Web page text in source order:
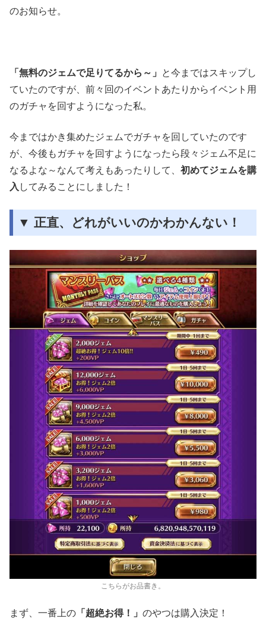
のお知らせ。
「無料のジェムで足りてるから～」
と今まではスキップし
ていたのですが、前々回のイベントあたりからイベント用
のガチャを回すようになった私。
今まではかき集めたジェムでガチャを回していたのです
が、今後もガチャを回すようになったら段々ジェム不足に
なるよな～なんて考えもあったりして、 初めてジェムを購
入 してみることにしました！
▼ 正直、どれがいいのかわかんない！
こちらがお品書き。
まず、一番上の 「超絶お得！」 のやつは購入決定！